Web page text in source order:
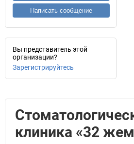
Написать сообщение
Вы представитель этой
организации?
Зарегистрируйтесь
клиника «32